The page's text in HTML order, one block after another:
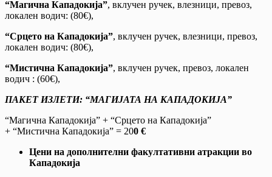
“Магична Кападокија”, вклучен ручек, влезници, превоз,
локален водич: (80€),
“Срцето на Кападокија”, вклучен ручек, влезници, превоз,
локален водич: (80€),
“Мистична Кападокија”, вклучен ручек, превоз, локален
водич : (60€),
ПАКЕТ ИЗЛЕТИ: “МАГИЈАТА НА КАПАДОКИЈА”
“Магична Кападокија” + “Срцето на Кападокија”
+ “Мистична Кападокија” = 200 €
Цени на дополнителни факултативни атракции во
Кападокија